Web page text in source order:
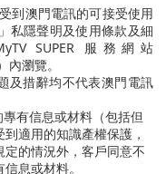
到澳門電訊的可接受使用
」私隱聲明及使用條款及細
SUPER 服務網站
內瀏覽。
及措辭均不代表澳門電訊
專有信息或材料（包括但
適用的知識產權保護，
的情況外，客戶同意不
息或材料。